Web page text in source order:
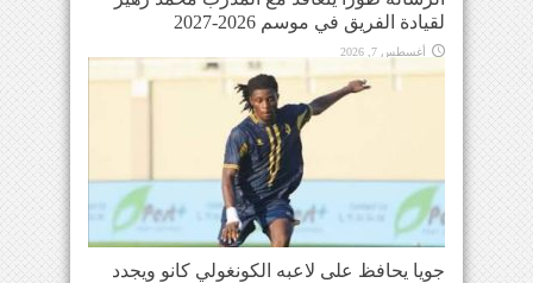
لقيادة الفريق في موسم 2026-2027
أغسطس 7, 2026
جويا يحافظ على لاعبه الكونغولي كانو ويجدد